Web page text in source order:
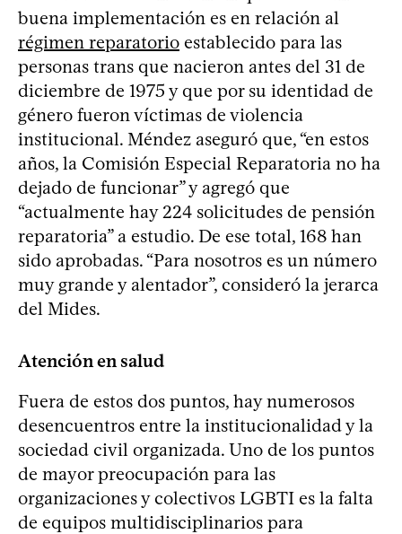
buena implementación es en relación al
régimen reparatorio establecido para las
personas trans que nacieron antes del 31 de
diciembre de 1975 y que por su identidad de
género fueron víctimas de violencia
institucional. Méndez aseguró que, “en estos
años, la Comisión Especial Reparatoria no ha
dejado de funcionar” y agregó que
“actualmente hay 224 solicitudes de pensión
reparatoria” a estudio. De ese total, 168 han
sido aprobadas. “Para nosotros es un número
muy grande y alentador”, consideró la jerarca
del Mides.
Atención en salud
Fuera de estos dos puntos, hay numerosos
desencuentros entre la institucionalidad y la
sociedad civil organizada. Uno de los puntos
de mayor preocupación para las
organizaciones y colectivos LGBTI es la falta
de equipos multidisciplinarios para